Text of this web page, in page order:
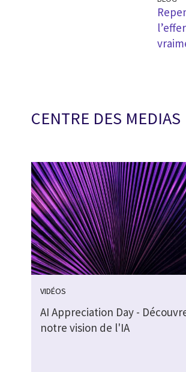
CENTRE DES MEDIAS
VIDÉOS
AI Appreciation Day -
notre vision de l'IA